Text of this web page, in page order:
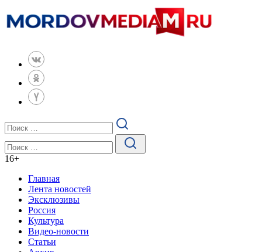
16+
Главная
Лента новостей
Эксклюзивы
Россия
Культура
Видео-новости
Статьи